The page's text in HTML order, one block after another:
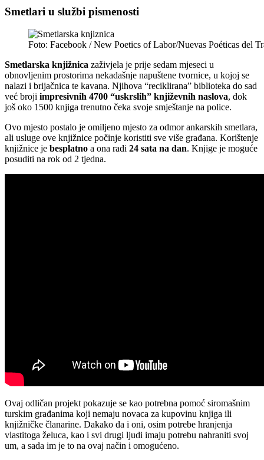
Smetlari u službi pismenosti
Foto: Facebook / New Poetics of Labor/Nuevas Poéticas del
Smetlarska knjižnica zaživjela je prije sedam mjeseci u
obnovljenim prostorima nekadašnje napuštene tvornice, u kojoj se
nalazi i brijačnica te kavana. Njihova “reciklirana” biblioteka do sad
već broji impresivnih 4700 “uskrslih” književnih naslova, dok
još oko 1500 knjiga trenutno čeka svoje smještanje na police.
Ovo mjesto postalo je omiljeno mjesto za odmor ankarskih smetlara,
ali usluge ove knjižnice počinje koristiti sve više građana. Korištenje
knjižnice je besplatno a ona radi 24 sata na dan. Knjige je moguće
posuditi na rok od 2 tjedna.
Ovaj odličan projekt pokazuje se kao potrebna pomoć siromašnim
turskim građanima koji nemaju novaca za kupovinu knjiga ili
knjižničke članarine. Dakako da i oni, osim potrebe hranjenja
vlastitoga želuca, kao i svi drugi ljudi imaju potrebu nahraniti svoj
um, a sada im je to na ovaj način i omogućeno.